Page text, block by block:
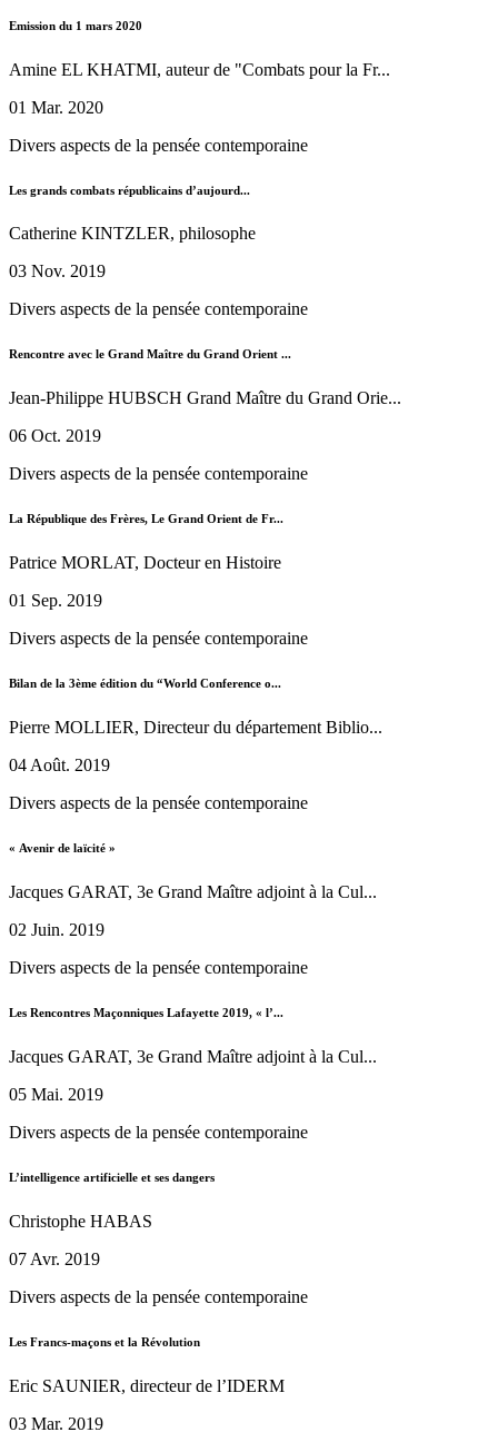
Emission du 1 mars 2020
Amine EL KHATMI, auteur de "Combats pour la Fr...
01 Mar. 2020
Divers aspects de la pensée contemporaine
Les grands combats républicains d’aujourd...
Catherine KINTZLER, philosophe
03 Nov. 2019
Divers aspects de la pensée contemporaine
Rencontre avec le Grand Maître du Grand Orient ...
Jean-Philippe HUBSCH Grand Maître du Grand Orie...
06 Oct. 2019
Divers aspects de la pensée contemporaine
La République des Frères, Le Grand Orient de Fr...
Patrice MORLAT, Docteur en Histoire
01 Sep. 2019
Divers aspects de la pensée contemporaine
Bilan de la 3ème édition du “World Conference o...
Pierre MOLLIER, Directeur du département Biblio...
04 Août. 2019
Divers aspects de la pensée contemporaine
« Avenir de laïcité »
Jacques GARAT, 3e Grand Maître adjoint à la Cul...
02 Juin. 2019
Divers aspects de la pensée contemporaine
Les Rencontres Maçonniques Lafayette 2019, « l’...
Jacques GARAT, 3e Grand Maître adjoint à la Cul...
05 Mai. 2019
Divers aspects de la pensée contemporaine
L’intelligence artificielle et ses dangers
Christophe HABAS
07 Avr. 2019
Divers aspects de la pensée contemporaine
Les Francs-maçons et la Révolution
Eric SAUNIER, directeur de l’IDERM
03 Mar. 2019